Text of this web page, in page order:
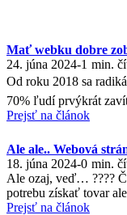
Mať webku dobre
24. júna 2024-1 min.
Od roku 2018 sa
70% ľudí prvýkrát
Prejsť na článok
Ale ale.. Webová
18. júna 2024-0 min.
Ale ozaj, veď… ????
potrebu získať tovar
Prejsť na článok